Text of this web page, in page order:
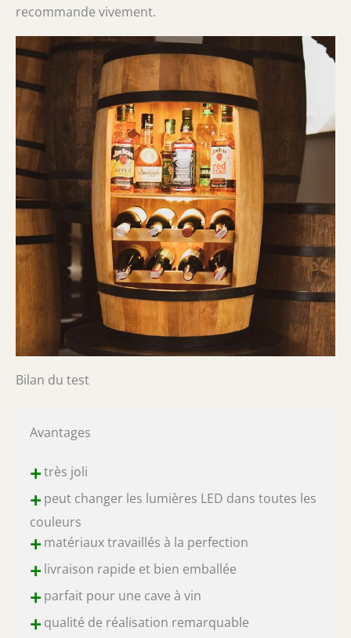
recommande vivement.
Bilan du test
Avantages
+très joli
+peut changer les lumières LED dans toutes les
couleurs
+matériaux travaillés à la perfection
+livraison rapide et bien emballée
+parfait pour une cave à vin
+qualité de réalisation remarquable